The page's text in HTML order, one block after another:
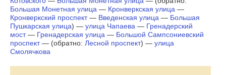
Большая Монетная улица — Кронверкская улица —
Кронверкский проспект— Введенская улица — Большая
Пушкарская улица) — улица Чапаева — Гренадерский
мост— Гренадерская улица — Большой Сампсониевский
проспект— (обратно: Лесной проспект) — улица
Смолячкова